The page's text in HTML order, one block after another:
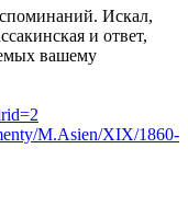
Искал,
и ответ,
вашему
M.Asien/XIX/1860-